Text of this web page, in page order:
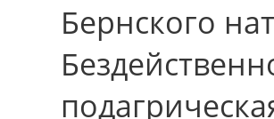
Бернского